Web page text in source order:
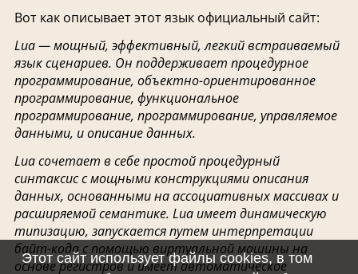
Вот как описывает этот язык официальный сайт:
Lua — мощный, эффективный, легкий встраиваемый
язык сценариев. Он поддерживает процедурное
программирование, объектно-ориентированное
программирование, функциональное
программирование, программирование, управляемое
данными, и описание данных.
Lua сочетает в себе простой процедурный
синтаксис с мощными конструкциями описания
данных, основанными на ассоциативных массивах и
расширяемой семантике. Lua имеет динамическую
типизацию, запускается путем интерпретации
байт-кода с помощью виртуальной машины на
основе регистров и имеет автоматическое
Этот сайт использует файлы cookies, в том